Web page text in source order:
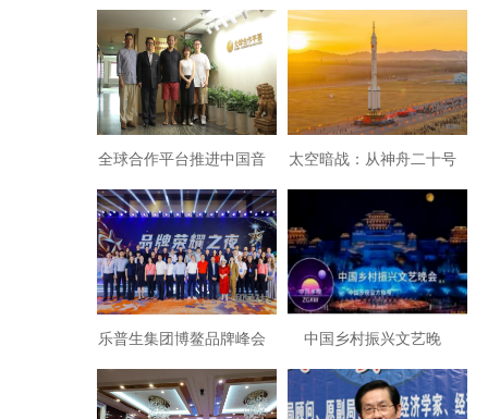
全球合作平台推进中国音
乐艺术高等教育事业
太空暗战：从神舟二十号
推迟返回看西方对华围堵
新维度
乐普生集团博鳌品牌峰会
斩获双项大奖
中国乡村振兴文艺晚
会”暨“中国乡村音乐晚